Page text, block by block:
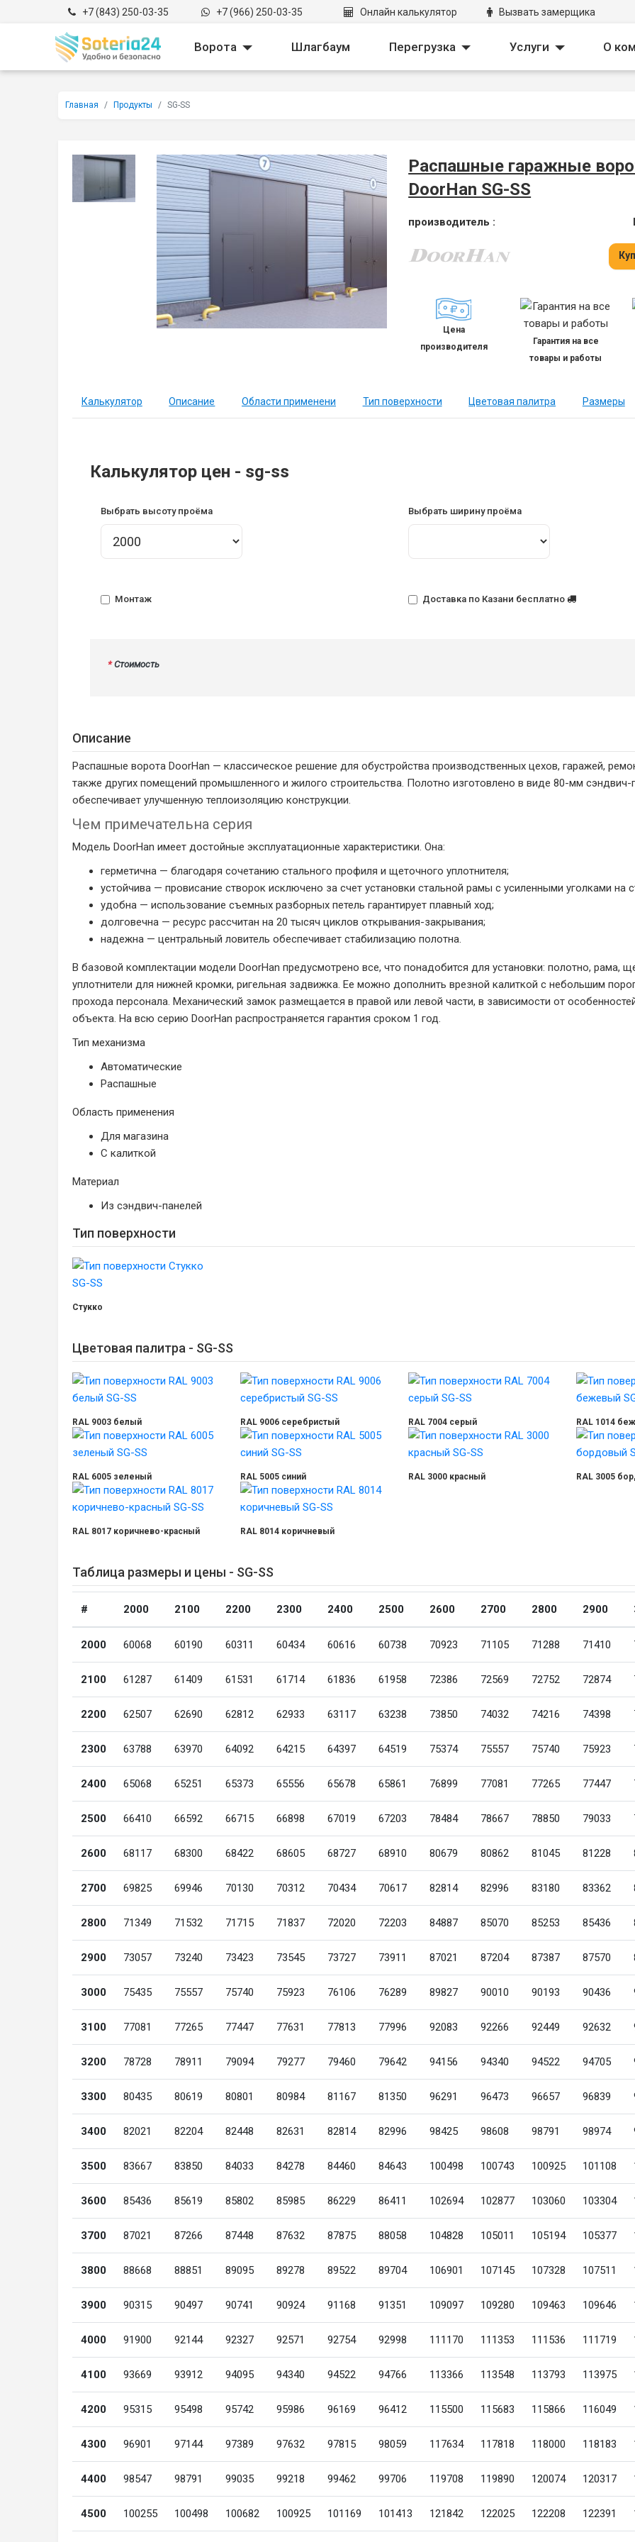
Перейти к содержимому+7 (843) 250-03-35 +7 (966) 250-03-35 Онлайн калькулятор Вызвать замерщика
Ворота Toggle Dropdown
Шлагбаум Перегрузка Toggle Dropdown
Услуги Toggle О
Главная Продукты SG-SS
Распашные гаражные
DoorHan SG-SS
производитель :
Цена
производителя
Гарантия на все
товары и работы
Калькулятор Описание Области применени Тип поверхности Цветовая палитра Размеры
Калькулятор цен - sg-ss
Выбрать высоту проёма Выбрать ширину проёма
Монтаж Доставка по Казани бесплатно
*Стоимость
Описание
Распашные ворота DoorHan — классическое решение для обустройства производственных цехов, гаражей,
также других помещений промышленного и жилого строительства. Полотно изготовлено в виде 80-мм сэндвич-
обеспечивает улучшенную теплоизоляцию конструкции.
Чем примечательна серия
Модель DoorHan имеет достойные эксплуатационные характеристики. Она:
герметична — благодаря сочетанию стального профиля и щеточного уплотнителя;
устойчива — провисание створок исключено за счет установки стальной рамы с усиленными уголками на
удобна — использование съемных разборных петель гарантирует плавный ход;
долговечна — ресурс рассчитан на 20 тысяч циклов открывания-закрывания;
надежна — центральный ловитель обеспечивает стабилизацию полотна.
В базовой комплектации модели DoorHan предусмотрено все, что понадобится для установки: полотно, рама,
уплотнители для нижней кромки, ригельная задвижка. Ее можно дополнить врезной калиткой с небольшим
прохода персонала. Механический замок размещается в правой или левой части, в зависимости от
объекта. На всю серию DoorHan распространяется гарантия сроком 1 год.
Тип механизма
Автоматические
Распашные
Область применения
Для магазина
С калиткой
Материал
Из сэндвич-панелей
Тип поверхности
Стукко
Цветовая палитра - SG-SS
RAL 9003 белый RAL 9006 серебристый RAL 7004 серый RAL 1014
RAL 6005 зеленый RAL 5005 синий RAL 3000 красный RAL 3005
RAL 8017 коричнево-красный RAL 8014 коричневый
Таблица размеры и цены - SG-SS
# 2000 2100 2200 2300 2400 2500 2600 2700 2800 2900
2000 60068 60190 60311 60434 60616 60738 70923 71105 71288 71410
2100 61287 61409 61531 61714 61836 61958 72386 72569 72752 72874
2200 62507 62690 62812 62933 63117 63238 73850 74032 74216 74398
2300 63788 63970 64092 64215 64397 64519 75374 75557 75740 75923
2400 65068 65251 65373 65556 65678 65861 76899 77081 77265 77447
2500 66410 66592 66715 66898 67019 67203 78484 78667 78850 79033
2600 68117 68300 68422 68605 68727 68910 80679 80862 81045 81228
2700 69825 69946 70130 70312 70434 70617 82814 82996 83180 83362
2800 71349 71532 71715 71837 72020 72203 84887 85070 85253 85436
2900 73057 73240 73423 73545 73727 73911 87021 87204 87387 87570
3000 75435 75557 75740 75923 76106 76289 89827 90010 90193 90436
3100 77081 77265 77447 77631 77813 77996 92083 92266 92449 92632
3200 78728 78911 79094 79277 79460 79642 94156 94340 94522 94705
3300 80435 80619 80801 80984 81167 81350 96291 96473 96657 96839
3400 82021 82204 82448 82631 82814 82996 98425 98608 98791 98974
3500 83667 83850 84033 84278 84460 84643 100498 100743 100925 101108
3600 85436 85619 85802 85985 86229 86411 102694 102877 103060 103304
3700 87021 87266 87448 87632 87875 88058 104828 105011 105194 105377
3800 88668 88851 89095 89278 89522 89704 106901 107145 107328 107511
3900 90315 90497 90741 90924 91168 91351 109097 109280 109463 109646
4000 91900 92144 92327 92571 92754 92998 111170 111353 111536 111719
4100 93669 93912 94095 94340 94522 94766 113366 113548 113793 113975
4200 95315 95498 95742 95986 96169 96412 115500 115683 115866 116049
4300 96901 97144 97389 97632 97815 98059 117634 117818 118000 118183
4400 98547 98791 99035 99218 99462 99706 119708 119890 120074 120317
4500 100255 100498 100682 100925 101169 101413 121842 122025 122208 122391